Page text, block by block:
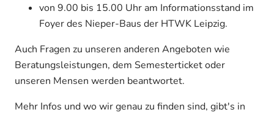
von 9.00 bis 15.00 Uhr am Informationsstand im
Foyer des Nieper-Baus der HTWK Leipzig.
Auch Fragen zu unseren anderen Angeboten wie
Beratungsleistungen, dem Semesterticket oder
unseren Mensen werden beantwortet.
Mehr Infos und wo wir genau zu finden sind, gibt's in